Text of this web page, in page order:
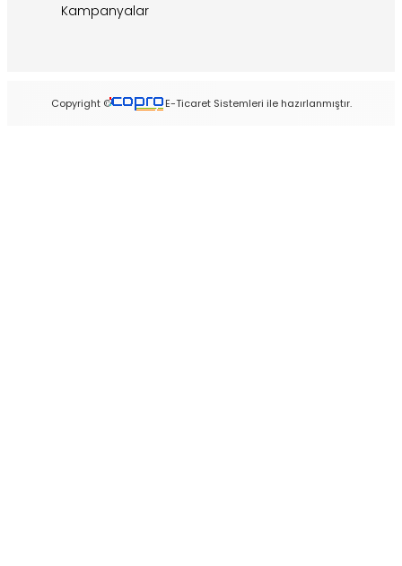
Kampanyalar